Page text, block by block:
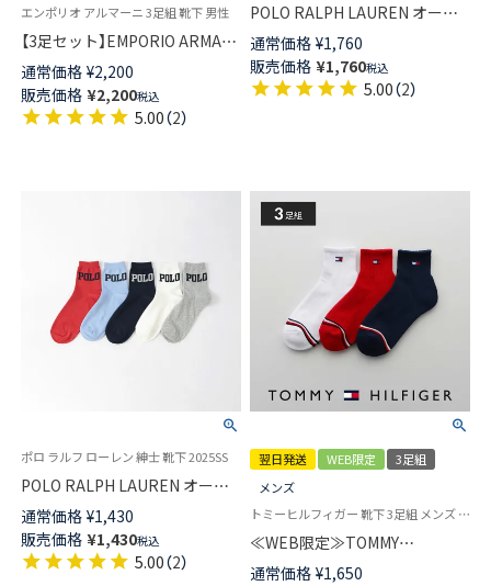
エンポリオ アルマーニ 3足組 靴下 男性
【3足セット】EMPORIO ARMANI
マンガベア スニーカー丈 足底
パイル EA カジュアルソックス
メンズ 【365日最短翌日発送】
92342718
通常価格 ¥2,200
販売価格 ¥2,200税込
5.00（2）
POLO RALPH LAUREN オープ
ンテクスチャ スニーカー丈 ソ
ックス 日本製 レディース
03207965
通常価格 ¥1,760
販売価格 ¥1,760税込
5.00（2）
ポロ ラルフ ローレン 紳士 靴下 2025SS
POLO RALPH LAUREN オーガ
ニックコットン混 POLOロゴ
15cm丈 ショート丈 メンズ ソッ
クス 02022283
通常価格 ¥1,430
販売価格 ¥1,430税込
5.00（2）
翌日発送 WEB限定
3足組
メンズ
トミーヒルフィガー 靴下 3足組 メンズ レディース
≪WEB限定≫TOMMY
HILFIGER 【3足セット】 ワンポ
通常価格 ¥1,650